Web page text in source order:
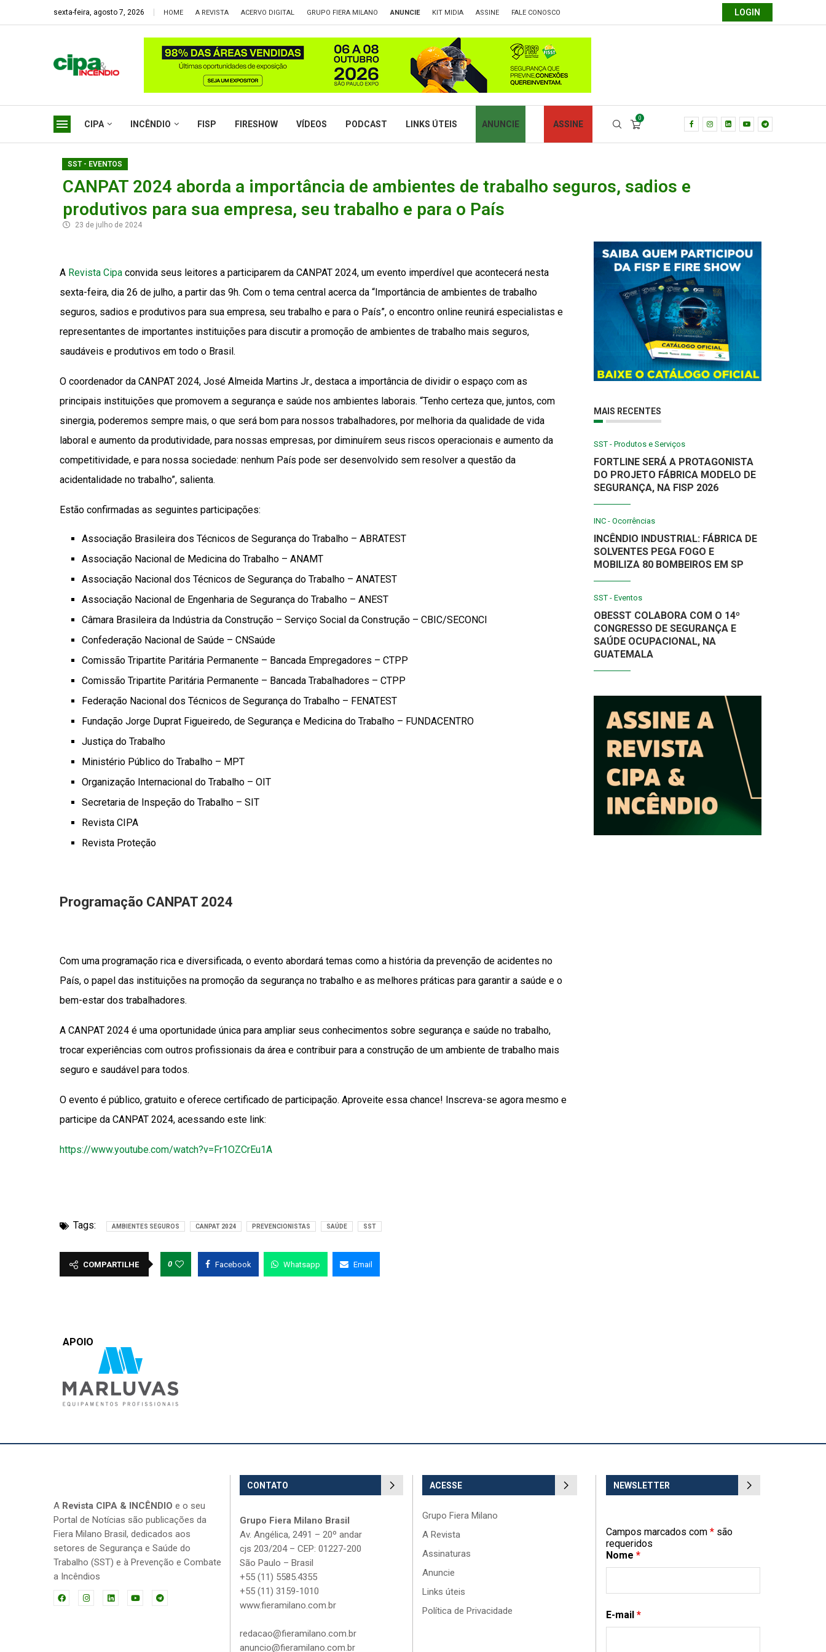
sexta-feira, agosto 7, 2026 HOME A REVISTA ACERVO DIGITAL GRUPO FIERA MILANO ANUNCIE KIT MIDIA ASSINE FALE CONOSCO LOGIN
CIPA INCÊNDIO FISP FIRESHOW VÍDEOS PODCAST LINKS ÚTEIS ANUNCIE ASSINE
0
SST - EVENTOS
CANPAT 2024 aborda a importância de ambientes de trabalho seguros, sadios e
produtivos para sua empresa, seu trabalho e para o País
23 de julho de 2024
A Revista Cipa convida seus leitores a participarem da CANPAT 2024, um evento imperdível que acontecerá nesta
sexta-feira, dia 26 de julho, a partir das 9h. Com o tema central acerca da “Importância de ambientes de trabalho
seguros, sadios e produtivos para sua empresa, seu trabalho e para o País”, o encontro online reunirá especialistas e
representantes de importantes instituições para discutir a promoção de ambientes de trabalho mais seguros,
saudáveis e produtivos em todo o Brasil.
O coordenador da CANPAT 2024, José Almeida Martins Jr., destaca a importância de dividir o espaço com as
principais instituições que promovem a segurança e saúde nos ambientes laborais. “Tenho certeza que, juntos, com
sinergia, poderemos sempre mais, o que será bom para nossos trabalhadores, por melhoria da qualidade de vida
laboral e aumento da produtividade, para nossas empresas, por diminuírem seus riscos operacionais e aumento da
competitividade, e para nossa sociedade: nenhum País pode ser desenvolvido sem resolver a questão da
acidentalidade no trabalho”, salienta.
Estão confirmadas as seguintes participações:
Associação Brasileira dos Técnicos de Segurança do Trabalho – ABRATEST
Associação Nacional de Medicina do Trabalho – ANAMT
Associação Nacional dos Técnicos de Segurança do Trabalho – ANATEST
Associação Nacional de Engenharia de Segurança do Trabalho – ANEST
Câmara Brasileira da Indústria da Construção – Serviço Social da Construção – CBIC/SECONCI
Confederação Nacional de Saúde – CNSaúde
Comissão Tripartite Paritária Permanente – Bancada Empregadores – CTPP
Comissão Tripartite Paritária Permanente – Bancada Trabalhadores – CTPP
Federação Nacional dos Técnicos de Segurança do Trabalho – FENATEST
Fundação Jorge Duprat Figueiredo, de Segurança e Medicina do Trabalho – FUNDACENTRO
Justiça do Trabalho
Ministério Público do Trabalho – MPT
Organização Internacional do Trabalho – OIT
Secretaria de Inspeção do Trabalho – SIT
Revista CIPA
Revista Proteção
Programação CANPAT 2024
Com uma programação rica e diversificada, o evento abordará temas como a história da prevenção de acidentes no
País, o papel das instituições na promoção da segurança no trabalho e as melhores práticas para garantir a saúde e o
bem-estar dos trabalhadores.
A CANPAT 2024 é uma oportunidade única para ampliar seus conhecimentos sobre segurança e saúde no trabalho,
trocar experiências com outros profissionais da área e contribuir para a construção de um ambiente de trabalho mais
seguro e saudável para todos.
O evento é público, gratuito e oferece certificado de participação. Aproveite essa chance! Inscreva-se agora mesmo e
participe da CANPAT 2024, acessando este link:
https://www.youtube.com/watch?v=Fr1OZCrEu1A
Tags: AMBIENTES SEGUROS CANPAT 2024 PREVENCIONISTAS SAÚDE SST
COMPARTILHE 0 Facebook Whatsapp Email
MAIS RECENTES
SST - Produtos e Serviços
FORTLINE SERÁ A PROTAGONISTA
DO PROJETO FÁBRICA MODELO DE
SEGURANÇA, NA FISP 2026
INC - Ocorrências
INCÊNDIO INDUSTRIAL: FÁBRICA DE
SOLVENTES PEGA FOGO E
MOBILIZA 80 BOMBEIROS EM SP
SST - Eventos
OBESST COLABORA COM O 14º
CONGRESSO DE SEGURANÇA E
SAÚDE OCUPACIONAL, NA
GUATEMALA
APOIO
A Revista CIPA & INCÊNDIO e o seu
Portal de Notícias são publicações da
Fiera Milano Brasil, dedicados aos
setores de Segurança e Saúde do
Trabalho (SST) e à Prevenção e Combate
a Incêndios
CONTATO
Grupo Fiera Milano Brasil
Av. Angélica, 2491 – 20º andar
cjs 203/204 – CEP: 01227-200
São Paulo – Brasil
+55 (11) 5585.4355
+55 (11) 3159-1010
www.fieramilano.com.br
redacao@fieramilano.com.br
anuncio@fieramilano.com.br
ACESSE
Grupo Fiera Milano
A Revista
Assinaturas
Anuncie
Links úteis
Política de Privacidade
NEWSLETTER
Campos marcados com *são
requeridos
Nome *
E-mail *